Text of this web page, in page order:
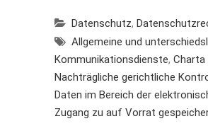
Datenschutz,
Allgemeine und
Kommunikationsdienste, Charta
Nachträgliche gerichtliche
Daten im Bereich der
Zugang zu auf Vorrat